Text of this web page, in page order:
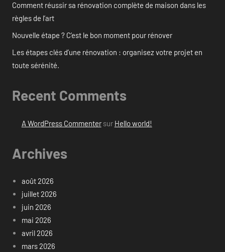
Comment réussir sa rénovation complète de maison dans les
règles de l’art
Nouvelle étape ? C’est le bon moment pour rénover
Les étapes clés d’une rénovation : organisez votre projet en
toute sérénité.
Recent Comments
A WordPress Commentersur Hello world!
Archives
août 2026
juillet 2026
juin 2026
mai 2026
avril 2026
mars 2026